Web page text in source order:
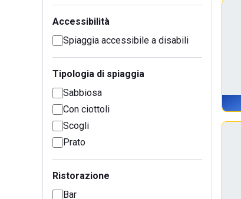
Accessibilità
Spiaggia accessibile a disabili
Tipologia di spiaggia
Sabbiosa
Con ciottoli
Scogli
Prato
Ristorazione
Bar